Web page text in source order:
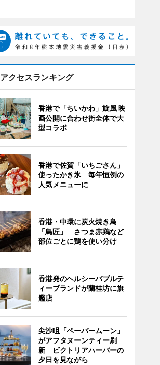
アクセスランキング
香港で「ちいかわ」旋風 映
画公開に合わせ街全体で大
型コラボ
香港で佐賀「いちごさん」
使ったかき氷 毎年恒例の
人気メニューに
香港・中環に炭火焼き鳥
「鳥匠」 さつま赤鶏など
部位ごとに鶏を使い分け
香港発のヘルシーバブルテ
ィーブランドが蘭桂坊に旗
艦店
尖沙咀「ペーパームーン」
がアフタヌーンティー刷
新 ビクトリアハーバーの
夕日を見ながら